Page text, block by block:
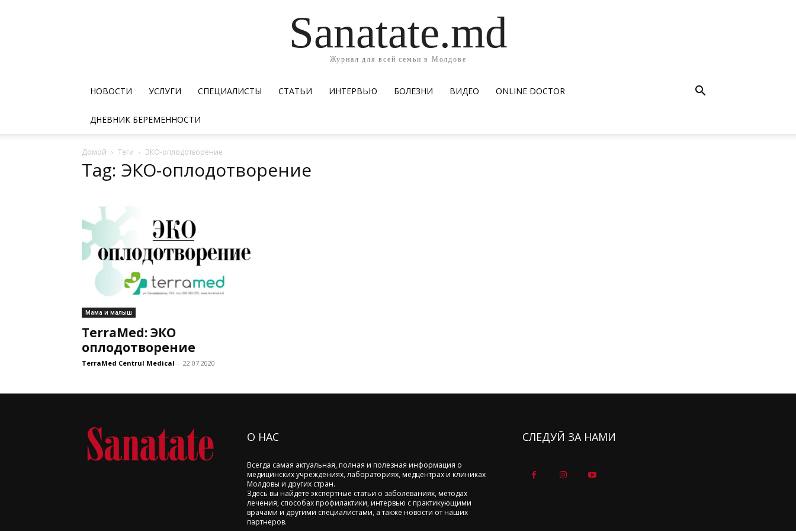
Sanatate.md
Журнал для всей семьи в Молдове
НОВОСТИ УСЛУГИ СПЕЦИАЛИСТЫ СТАТЬИ ИНТЕРВЬЮ БОЛЕЗНИ ВИДЕО ОNLINE DOCTOR
ДНЕВНИК БЕРЕМЕННОСТИ
Домой Теги ЭКО-оплодотворение
Tag: ЭКО-оплодотворение
Мама и малыш
TerraMed: ЭКО
оплодотворение
TerraMed Centrul Medical - 22.07.2020
О НАС
Всегда самая актуальная, полная и полезная информация о
медицинских учреждениях, лабораториях, медцентрах и клиниках
Молдовы и других стран.
Здесь вы найдете экспертные статьи о заболеваниях, методах
лечения, способах профилактики, интервью с практикующими
врачами и другими специалистами, а также новости от наших
партнеров.
СЛЕДУЙ ЗА НАМИ